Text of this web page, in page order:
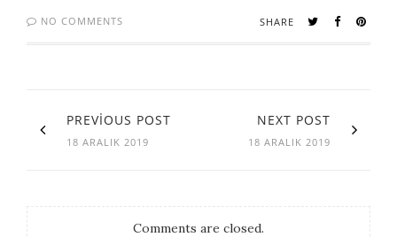
NO COMMENTS SHARE
PREVIOUS POST
18 ARALIK 2019
NEXT POST
18 ARALIK 2019
Comments are closed.